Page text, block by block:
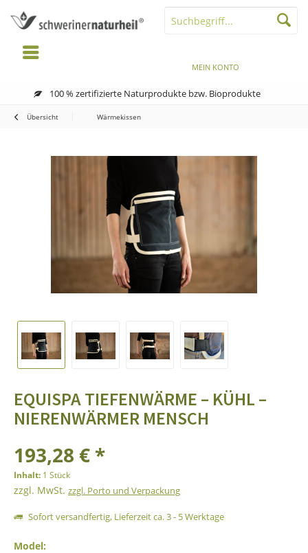
100 % zertifizierte Naturprodukte bzw. Bioprodukte
MEIN KONTO
Übersicht Wärmekissen
EQUISPA TIEFENWÄRME – KÜHL –
NIERENWÄRMER MENSCH
193,28 € *
Inhalt: 1 Stück
zzgl. MwSt. zzgl. Porto und Verpackung
Sofort versandfertig, Lieferzeit ca. 3 - 5 Werktage
Model: